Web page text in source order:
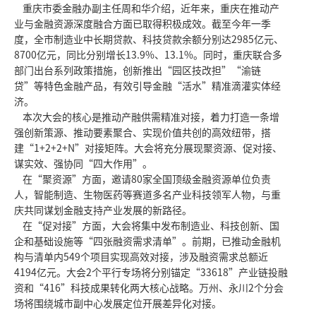
重庆市委金融办副主任周和华介绍，近年来，重庆在推动产
业与金融资源深度融合方面已取得积极成效。截至今年一季
度，全市制造业中长期贷款、科技贷款余额分别达2985亿元、
8700亿元，同比分别增长13.9%、13.1%。同时，重庆联合多
部门出台系列政策措施，创新推出“园区技改担”“渝链
贷”等特色金融产品，有效引导金融“活水”精准滴灌实体经
济。
本次大会的核心是推动产融供需精准对接，着力打造一条增
强创新策源、推动要素聚合、实现价值共创的高效纽带，搭
建“1+2+2+N”对接矩阵。大会将充分展现聚资源、促对接、
谋实效、强协同“四大作用”。
在“聚资源”方面，邀请80家全国顶级金融资源单位负责
人，智能制造、生物医药等赛道多名产业科技领军人物，与重
庆共同谋划金融支持产业发展的新路径。
在“促对接”方面，大会将集中发布制造业、科技创新、国
企和基础设施等“四张融资需求清单”。前期，已推动金融机
构与清单内549个项目实现高效对接，涉及融资需求总额近
4194亿元。大会2个平行专场将分别锚定“33618”产业链投融
资和“416”科技成果转化两大核心战略。万州、永川2个分会
场将围绕城市副中心发展定位开展差异化对接。